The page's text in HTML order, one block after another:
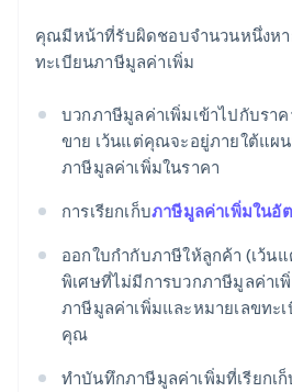
คุณมีหน้าที่รับผิดชอบจำนวนหนึ่งห
ทะเบียนภาษีมูลค่าเพิ่ม
บวกภาษีมูลค่าเพิ่มเข้าไปกับรา
ขาย เว้นแต่คุณจะอยู่ภายใต้แผ
ภาษีมูลค่าเพิ่มในราคา
การเรียกเก็บภาษีมูลค่าเพิ่มในอั
ออกใบกํากับภาษีให้ลูกค้า (เว้
พิเศษที่ไม่มีการบวกภาษีมูลค่าเ
ภาษีมูลค่าเพิ่มและหมายเลขทะ
คุณ
ทำบันทึกภาษีมูลค่าเพิ่มที่เรียกเ